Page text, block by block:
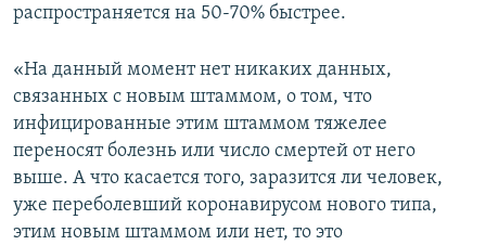
распространяется на 50-70% быстрее.
«На данный момент нет никаких данных,
связанных с новым штаммом, о том, что
инфицированные этим штаммом тяжелее
переносят болезнь или число смертей от него
выше. А что касается того, заразится ли человек,
уже переболевший коронавирусом нового типа,
этим новым штаммом или нет, то это